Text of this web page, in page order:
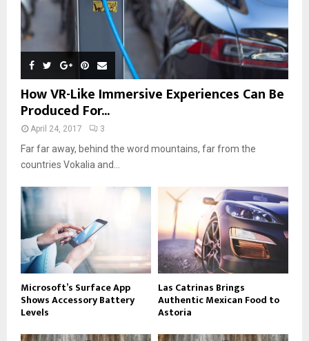
How VR-Like Immersive Experiences Can Be
Produced For...
April 24, 2017 3
Far far away, behind the word mountains, far from the
countries Vokalia and...
Microsoft’s Surface App
Shows Accessory Battery
Levels
Las Catrinas Brings
Authentic Mexican Food to
Astoria